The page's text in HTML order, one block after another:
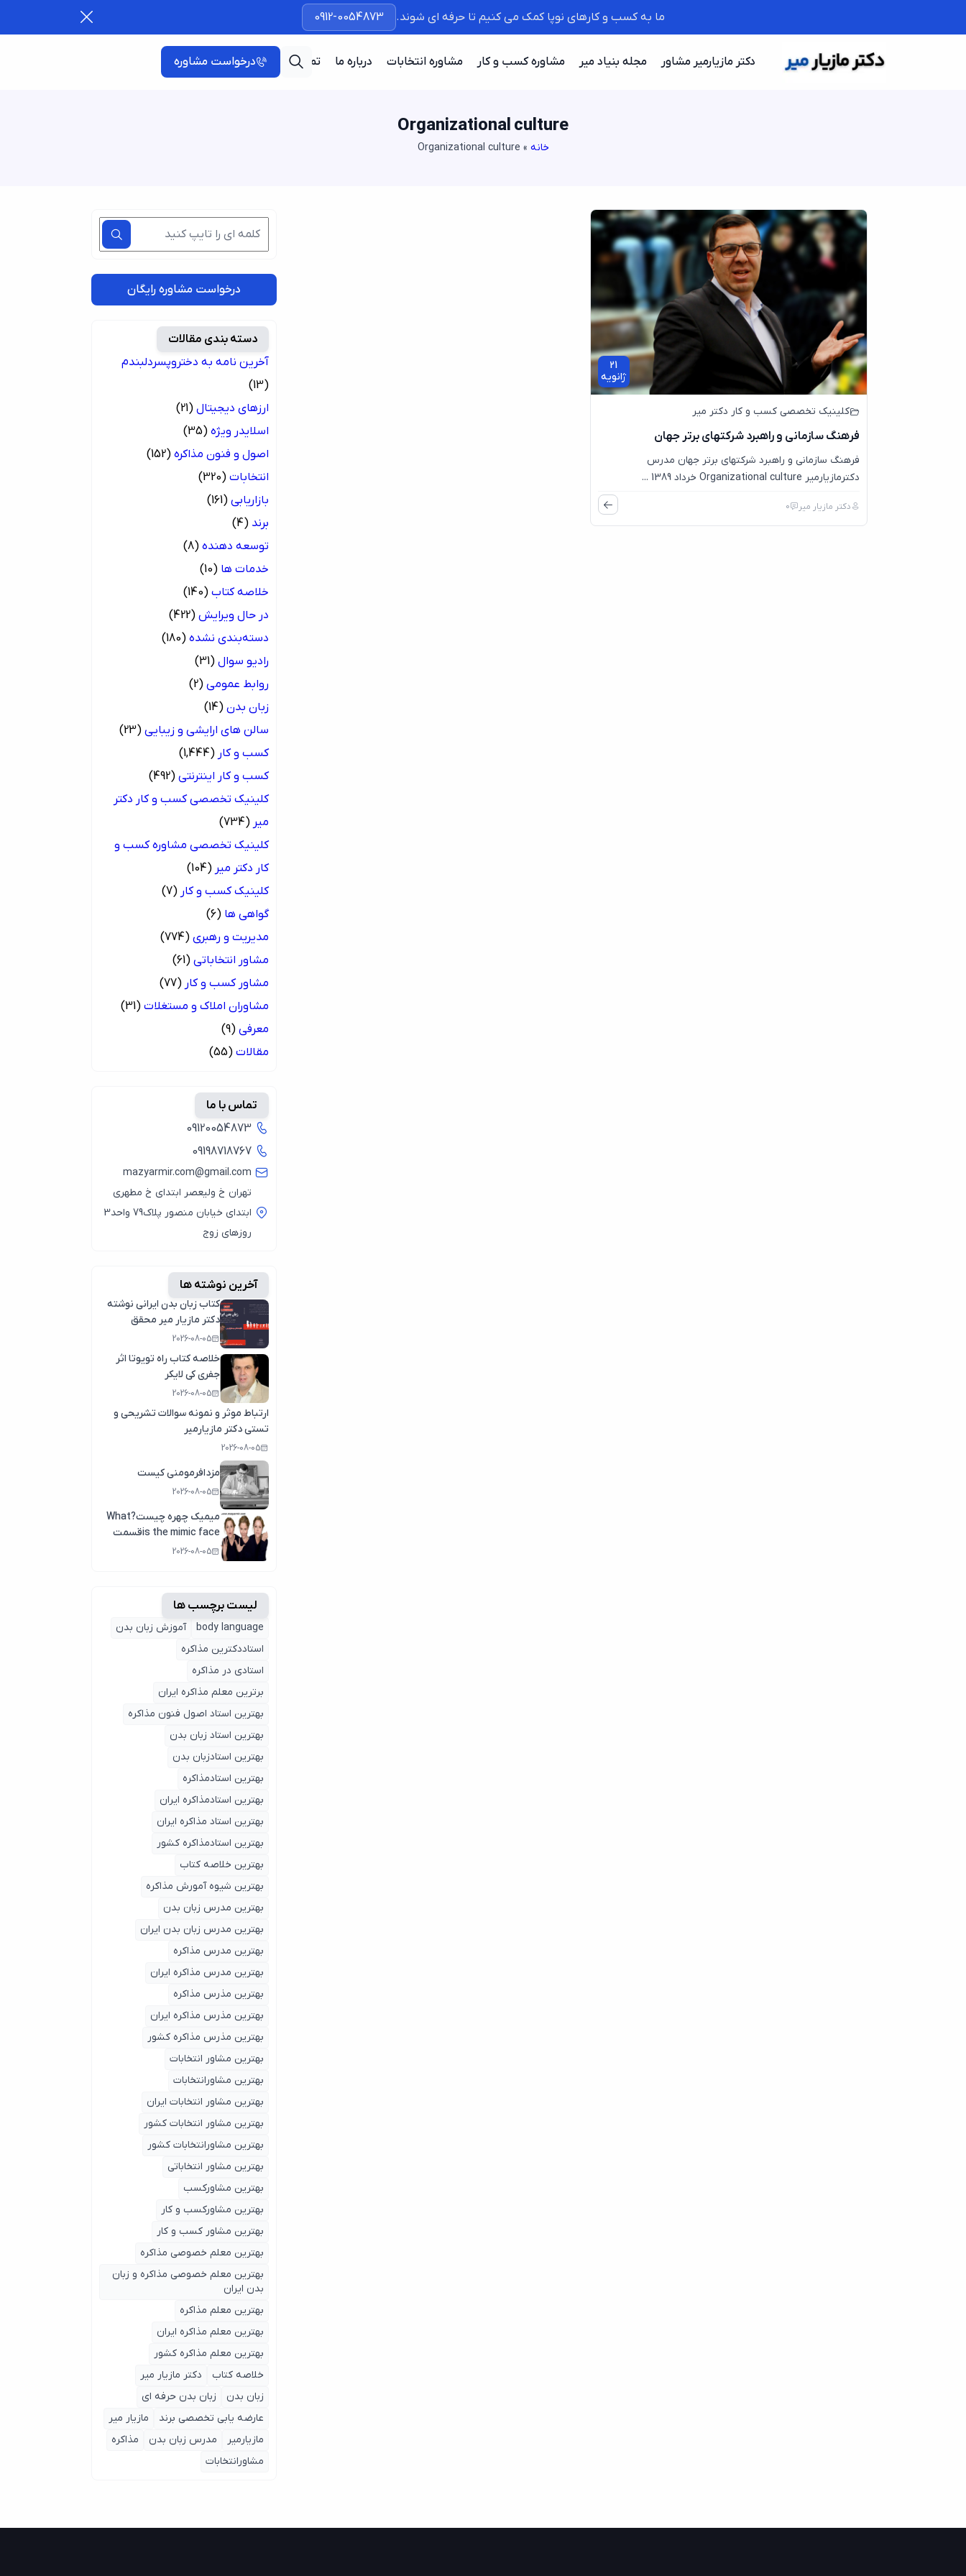
ما به کسب و کارهای نوپا کمک می کنیم تا حرفه ای شوند. 0912-0054873
دکتر مازیارمیر مشاور مجله بنیاد میر مشاوره کسب و کار مشاوره انتخابات درباره ما تماس با ما درخواست مشاوره
Organizational culture
خانه »
Organizational culture
21
ژانویه
کلینیک تخصصی کسب و کار دکتر میر
فرهنگ سازمانی و راهبرد شرکتهای برتر جهان
فرهنگ سازمانی و راهبرد شرکتهای برتر جهان مدرس
دکترمازیارمیر Organizational culture خرداد 1389 ...
دکتر مازیار میر 0
درخواست مشاوره رایگان
دسته بندی مقالات
آخرین نامه به دختروپسردلبندم
(13)
ارزهای دیجیتال (21)
اسلایدر ویژه (35)
اصول و فنون مذاکره (152)
انتخابات (320)
بازاریابی (161)
برند (4)
توسعه دهنده (8)
خدمات ها (10)
خلاصه کتاب (140)
در حال ویرایش (422)
دسته‌بندی نشده (180)
رادیو سوال (31)
روابط عمومی (2)
زبان بدن (14)
سالن های ارایشی و زیبایی (23)
کسب و کار (1,444)
کسب و کار اینترنتی (492)
کلینیک تخصصی کسب و کار دکتر
میر (734)
کلینیک تخصصی مشاوره کسب و
کار دکتر میر (104)
کلینیک کسب و کار (7)
گواهی ها (6)
مدیریت و رهبری (774)
مشاور انتخاباتی (61)
مشاور کسب و کار (77)
مشاوران املاک و مستغلات (31)
معرفی (9)
مقالات (55)
تماس با ما
09120054873
09198718767
mazyarmir.com@gmail.com
تهران خ ولیعصر ابتدای خ مطهری
ابتدای خیابان منصور پلاک79 واحد3
روزهای زوج
آخرین نوشته ها
کتاب زبان بدن ایرانی نوشته
دکتر مازیار میر محقق
وپژوهشگر زبان بدن
2026-08-05
خلاصه کتاب راه تویوتا اثر
جفری کی لایکر
2026-08-05
ارتباط موثر و نمونه سوالات تشریحی و
تستی دکتر مازیارمیر
2026-08-05
مزدافرمومنی کیست
2026-08-05
میمیک چهره چیست?What
is the mimic faceقسمت
اول2026-08-05
لیست برچسب ها
body language
آموزش زبان بدن
استاددکترین مذاکره
استادی در مذاکره
برترین معلم مذاکره ایران
بهترین استاد اصول ‌فنون مذاکره
بهترین استاد زبان بدن
بهترین استادزبان بدن
بهترین استادمذاکره
بهترین استادمذاکره ایران
بهترین استاد مذاکره ایران
بهترین استادمذاکره کشور
بهترین خلاصه کتاب
بهترین شیوه آمورش مذاکره
بهترین مدرس زبان بدن
بهترین مدرس زبان بدن ایران
بهترین مدرس مذاکره
بهترین مدرس مذاکره ایران
بهترین مذرس مذاکره
بهترین مذرس مذاکره ایران
بهترین مذرس مذاکره کشور
بهترین مشاور انتخابات
بهترین مشاورانتخابات
بهترین مشاور انتخابات ایران
بهترین مشاور انتخابات کشور
بهترین مشاورانتخابات کشور
بهترین مشاور انتخاباتی
بهترین مشاورکسب
بهترین مشاورکسب و کار
بهترین مشاور کسب و کار
بهترین معلم خصوصی مذاکره
بهترین معلم خصوصی مذاکره و زبان
بدن ایران
بهترین معلم مذاکره
بهترین معلم مذاکره ایران
بهترین معلم مذاکره کشور
خلاصه کتاب
دکتر مازیار میر
زبان بدن
زبان بدن حرفه ای
عارضه یابی تخصصی برند
مازیار میر
مازیارمیر
مدرس زبان بدن
مذاکره
مشاورانتخابات